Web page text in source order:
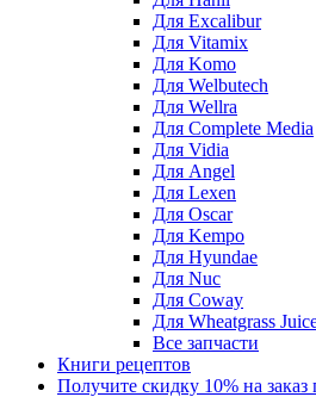
Для Excalibur
Для Vitamix
Для Komo
Для Welbutech
Для Wellra
Для Complete Media
Для Vidia
Для Angel
Для Lexen
Для Oscar
Для Kempo
Для Hyundae
Для Nuc
Для Coway
Для Wheatgrass
Все запчасти
Книги рецептов
Получите скидку 10% на